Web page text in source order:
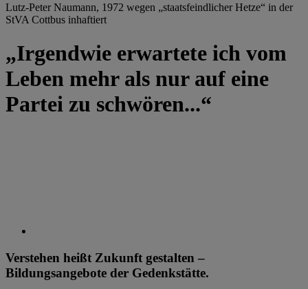
Lutz-Peter Naumann, 1972 wegen „staatsfeindlicher Hetze“ in der
StVA Cottbus inhaftiert
„Irgendwie erwartete ich vom
Leben mehr als nur auf eine
Partei zu schwören...“
Verstehen heißt Zukunft gestalten –
Bildungsangebote der Gedenkstätte.